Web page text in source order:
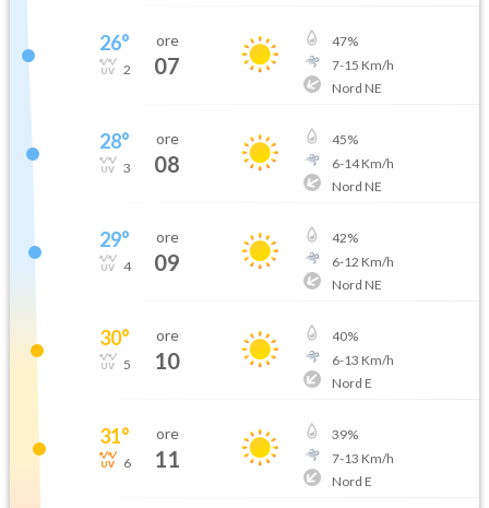
26°
2
ore
07
47%
7-15 Km/h
Nord NE
28°
3
ore
08
45%
6-14Km/h
Nord NE
29°
4
ore
09
42%
6-12 Km/h
Nord NE
30°
5
ore
10
40%
6-13 Km/h
Nord E
31°
6
ore
11
39%
7-13 Km/h
Nord E